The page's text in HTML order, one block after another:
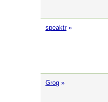
speaktr »
Grog »